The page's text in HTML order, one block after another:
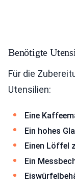
Benötigte
Für die
Utensilien:
Eine
Ein hohes
Einen Löffel
Ein